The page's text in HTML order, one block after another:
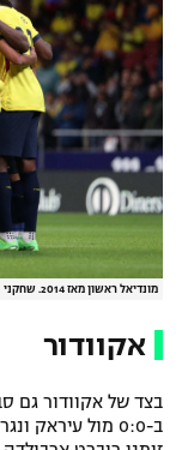
מונדיאל ראשון מאז 2014. שחקני נבחרת אקוודור
אקוודור
בצד של אקוודור גם
ב-0:0 מול